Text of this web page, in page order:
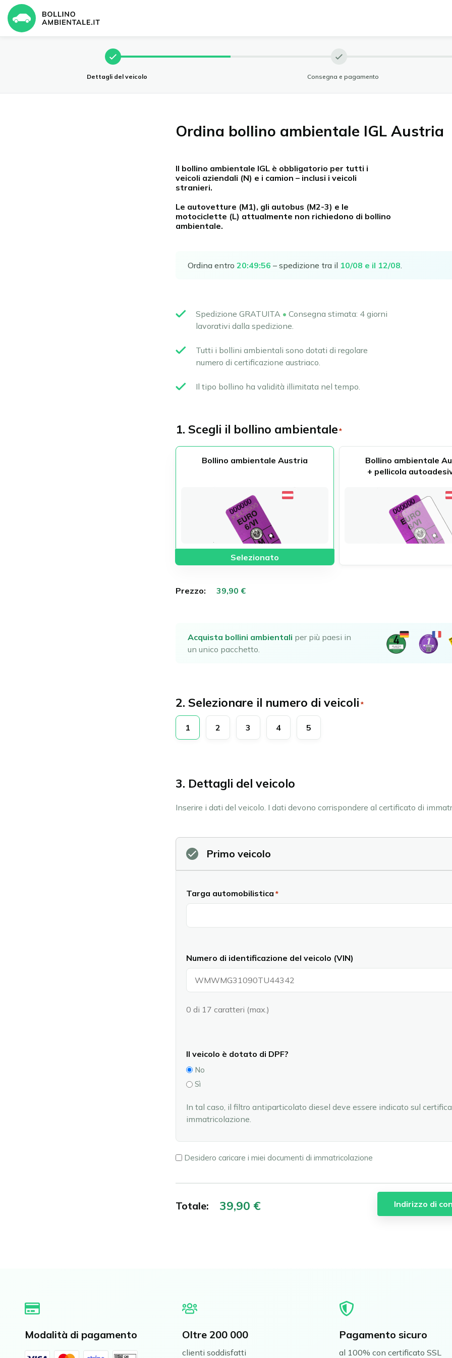
Dettagli del veicolo Consegna e pagamento
Ordina bollino ambientale IGL Austria
Il bollino ambientale IGL è obbligatorio per tutti i
veicoli aziendali (N) e i camion – inclusi i veicoli
stranieri.
Le autovetture (M1), gli autobus (M2-3) e le
motociclette (L) attualmente non richiedono di bollino
ambientale.
Ordina entro 20:49:55 – spedizione tra il 10/08 e il 12/08.
Spedizione GRATUITA • Consegna stimata: 4 giorni
lavorativi dalla spedizione.
Tutti i bollini ambientali sono dotati di regolare
numero di certificazione austriaco.
Il tipo bollino ha validità illimitata nel tempo.
1. Scegli il bollino ambientale*
Bollino ambientale Austria
Bollino ambientale
+ pellicola
Prezzo:
Acquista bollini ambientali per più paesi in
un unico pacchetto.
2. Selezionare il numero di veicoli *
1 2 3 4 5
3. Dettagli del veicolo
Inserire i dati del veicolo. I dati devono corrispondere al certificato di
Primo veicolo
Targa automobilistica *
Numero di identificazione del veicolo (VIN)
0 di 17 caratteri (max.)
Il veicolo è dotato di DPF?
No
Sì
In tal caso, il filtro antiparticolato diesel deve essere indicato sul
immatricolazione.
Certificato
immatricolazione
Desidero caricare i miei documenti di immatricolazione
Totale:
Modalità di pagamento Oltre 200 000
clienti soddisfatti
Pagamento sicuro
al 100% con certificato SSL